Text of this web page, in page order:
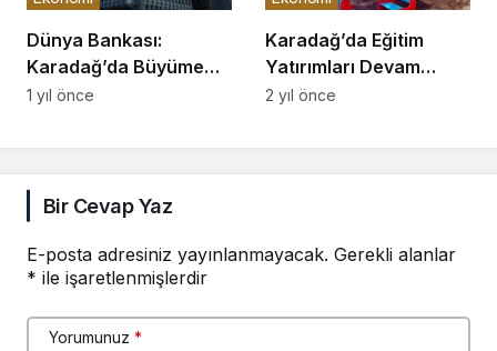
Dünya Bankası:
Karadağ’da Büyüme
Yavaşladı, Enflasyon
1 yıl önce
Karadağ’da Eğitim
Yatırımları Devam
Ediyor
2 yıl önce
Bir Cevap Yaz
E-posta adresiniz yayınlanmayacak. Gerekli alanlar
* ile işaretlenmişlerdir
Yorumunuz *